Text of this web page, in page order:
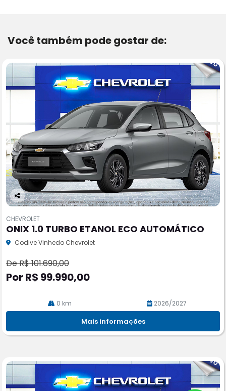
Você também pode gostar de:
Co
pa
rtil
he
CHEVROLET
ONIX 1.0 TURBO ETANOL ECO AUTOMÁTICO
Codive Vinhedo Chevrolet
De R$ 101.690,00
Por R$ 99.990,00
0 km 2026/2027
Mais informações